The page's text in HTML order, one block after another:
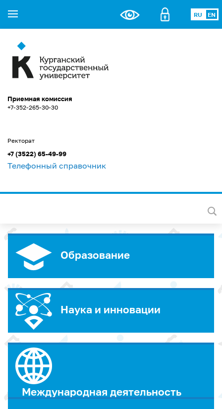
RU EN
Приемная комиссия
+7-352-265-30-30
Ректорат
+7 (3522) 65-49-99
Телефонный справочник
Образование
Наука и инновации
Международная деятельность